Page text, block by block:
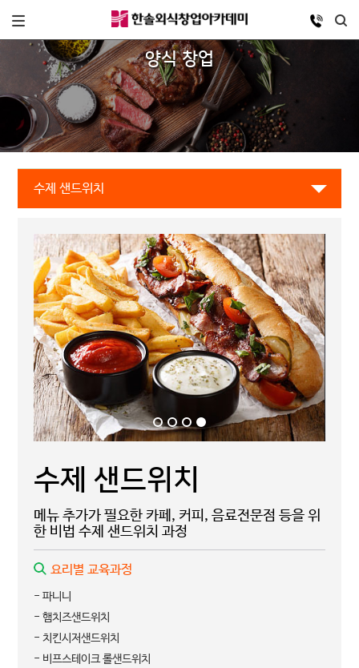
양식 창업
수제 샌드위치
수제 샌드위치
메뉴 추가가 필요한 카페, 커피, 음료전문점 등을 위
한 비법 수제 샌드위치 과정
요리별 교육과정
- 파니니
- 햄치즈샌드위치
- 치킨시저샌드위치
- 비프스테이크 롤샌드위치